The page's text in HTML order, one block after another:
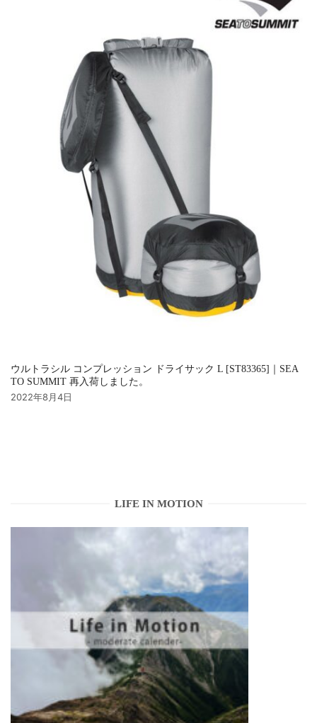
ウルトラシル コンプレッション ドライサック L [ST83365]｜SEA
TO SUMMIT 再入荷しました。
2022年8月4日
LIFE IN MOTION